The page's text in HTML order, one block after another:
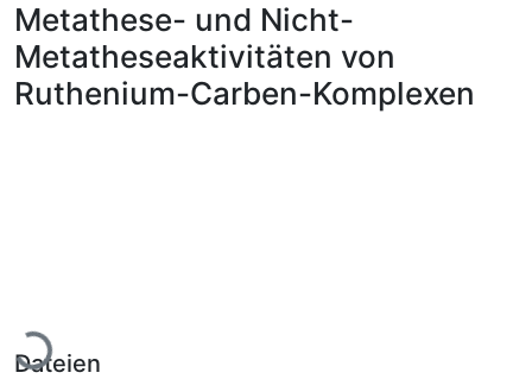
Statistiken
FAQ
Metathese- und Nicht-
Metatheseaktivitäten von
Ruthenium-Carben-Komplexen
Lade...
Dateien